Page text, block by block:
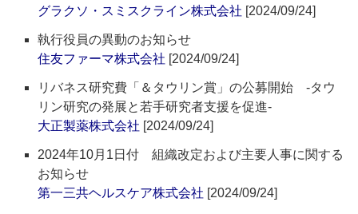
グラクソ・スミスクライン株式会社 [2024/09/24]
執行役員の異動のお知らせ
住友ファーマ株式会社 [2024/09/24]
リバネス研究費「＆タウリン賞」の公募開始 ‐タウ
リン研究の発展と若手研究者支援を促進‐
大正製薬株式会社 [2024/09/24]
2024年10月1日付 組織改定および主要人事に関する
お知らせ
第一三共ヘルスケア株式会社 [2024/09/24]